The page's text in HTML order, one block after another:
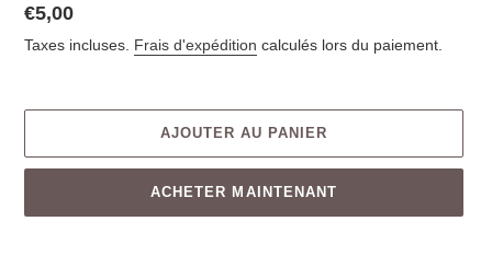
€5,00
Taxes incluses. Frais d'expédition calculés lors du paiement.
AJOUTER AU PANIER
ACHETER MAINTENANT